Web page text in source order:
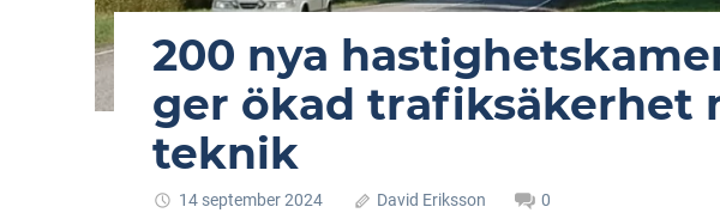
200 nya
ger ökad trafiksäkerhet
teknik
14 september 2024 David Eriksson 0